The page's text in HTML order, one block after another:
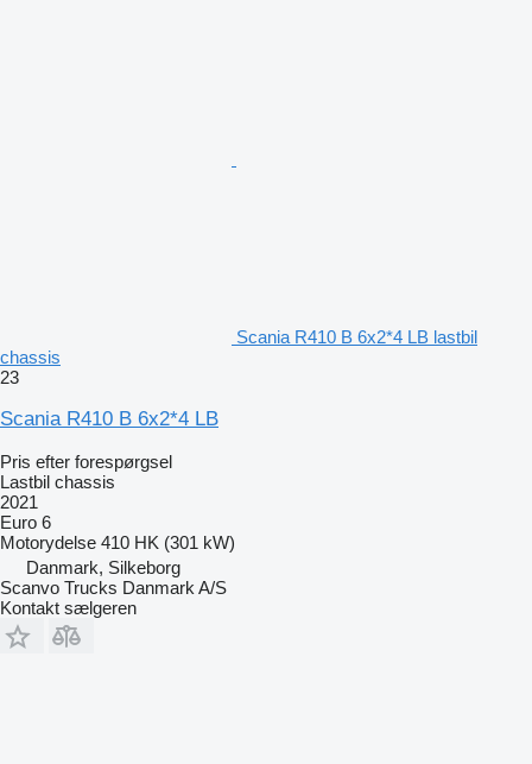
Scania R410 B 6x2*4 LB lastbil
chassis
23
Scania R410 B 6x2*4 LB
Pris efter forespørgsel
Lastbil chassis
2021
Euro 6
Motorydelse 410 HK (301 kW)
Danmark, Silkeborg
Scanvo Trucks Danmark A/S
Kontakt sælgeren